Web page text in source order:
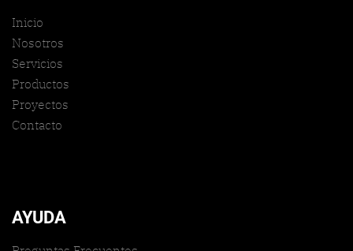
Inicio
Nosotros
Servicios
Productos
Proyectos
Contacto
AYUDA